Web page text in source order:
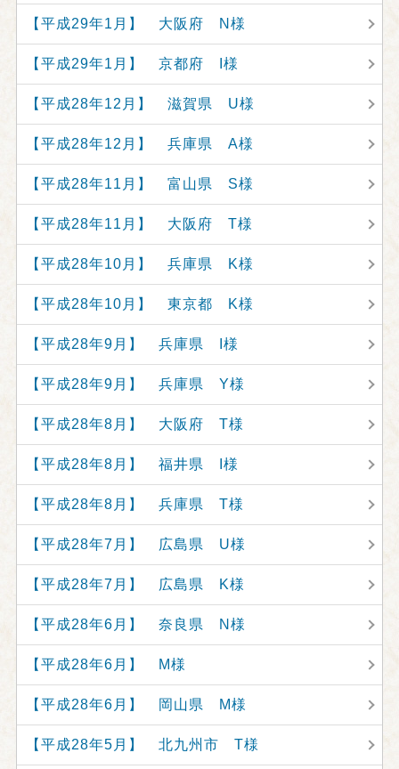
【平成29年1月】 大阪府 N様
【平成29年1月】 京都府 I様
【平成28年12月】 滋賀県 U様
【平成28年12月】 兵庫県 A様
【平成28年11月】 富山県 S様
【平成28年11月】 大阪府 T様
【平成28年10月】 兵庫県 K様
【平成28年10月】 東京都 K様
【平成28年9月】 兵庫県 I様
【平成28年9月】 兵庫県 Y様
【平成28年8月】 大阪府 T様
【平成28年8月】 福井県 I様
【平成28年8月】 兵庫県 T様
【平成28年7月】 広島県 U様
【平成28年7月】 広島県 K様
【平成28年6月】 奈良県 N様
【平成28年6月】 M様
【平成28年6月】 岡山県 M様
【平成28年5月】 北九州市 T様